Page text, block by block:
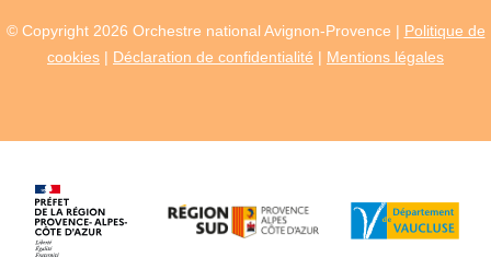
© Copyright 2026 Orchestre national Avignon-Provence | Politique de
cookies | Déclaration de confidentialité | Mentions légales